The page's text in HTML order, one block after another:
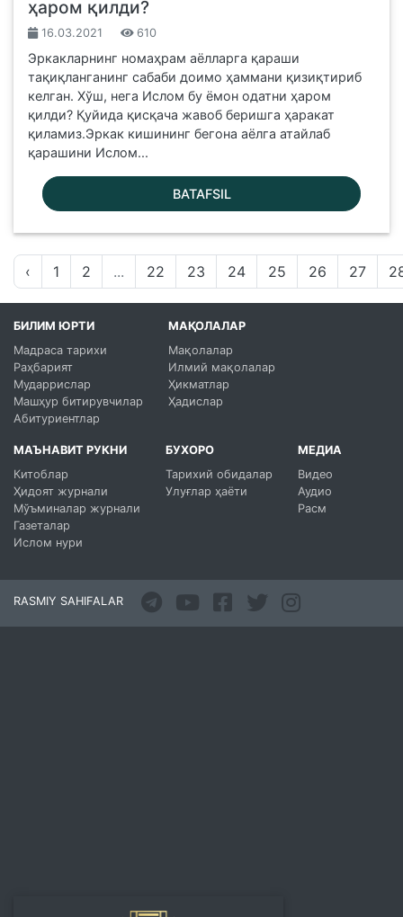
ҳаром қилди?
16.03.2021 610
Эркакларнинг номаҳрам аёлларга қараши
тақиқланганинг сабаби доимо ҳаммани қизиқтириб
келган. Хўш, нега Ислом бу ёмон одатни ҳаром
қилди? Қуйида қисқача жавоб беришга ҳаракат
қиламиз.Эркак кишининг бегона аёлга атайлаб
қарашини Ислом...
BATAFSIL
‹ 1 2 ... 22 23 24 25 26 27
БИЛИМ ЮРТИ
Мадраса тарихи
Раҳбарият
Мударрислар
Машҳур битирувчилар
Абитуриентлар
МАҚОЛАЛАР
Мақолалар
Илмий мақолалар
Ҳикматлар
Ҳадислар
МАЪНАВИТ РУКНИ
Китоблар
Ҳидоят журнали
Мўъминалар журнали
Газеталар
Ислом нури
БУХОРО
Тарихий обидалар
Улуғлар ҳаёти
МЕДИА
Видео
Аудио
Расм
RASMIY SAHIFALAR